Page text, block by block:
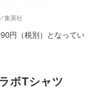
集英社
円（税別）となってい
ボTシャツ